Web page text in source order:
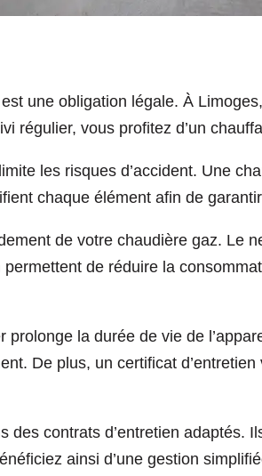
est une obligation légale. À
régulier, vous profitez d’un
les risques d’accident. Une
chaque élément afin de
de votre chaudière gaz. Le
de réduire la
prolonge la durée de vie de
De plus, un certificat
des contrats d’entretien adaptés.
ainsi d’une gestion